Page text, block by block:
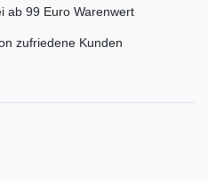
ab 99 Euro Warenwert
zufriedene Kunden